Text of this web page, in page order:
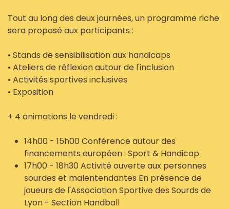
Tout au long des deux journées, un programme riche
sera proposé aux participants :
• Stands de sensibilisation aux handicaps
• Ateliers de réflexion autour de l'inclusion
• Activités sportives inclusives
• Exposition
+ 4 animations le vendredi :
14h00 - 15h00 Conférence autour des
financements européen : Sport & Handicap
17h00 - 18h30 Activité ouverte aux personnes
sourdes et malentendantes En présence de
joueurs de l'Association Sportive des Sourds de
Lyon - Section Handball